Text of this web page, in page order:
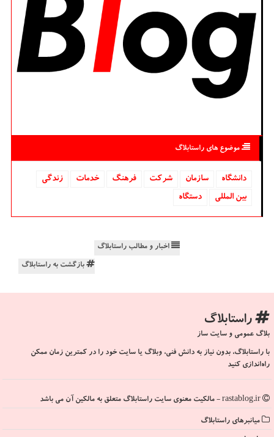
موضوع های راستابلاگ
دانشگاه‌ سازمان شركت فرهنگ خدمات
زندگی
بین المللی
دستگاه
اخبار و مطالب راستابلاگ
بازگشت به راستابلاگ
راستابلاگ
بلاگ عمومی و سایت ساز
با راستابلاگ، بدون نیاز به دانش فنی، وبلاگ یا سایت خود را در کمترین زمان ممکن
راه‌اندازی کنید
میانبرهای راستابلاگ